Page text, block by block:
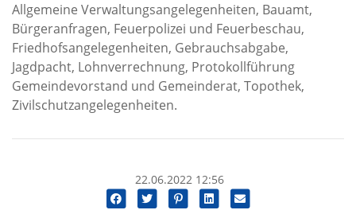
Allgemeine Verwaltungsangelegenheiten, Bauamt,
Bürgeranfragen, Feuerpolizei und Feuerbeschau,
Friedhofsangelegenheiten, Gebrauchsabgabe,
Jagdpacht, Lohnverrechnung, Protokollführung
Gemeindevorstand und Gemeinderat, Topothek,
Zivilschutzangelegenheiten.
22.06.2022 12:56